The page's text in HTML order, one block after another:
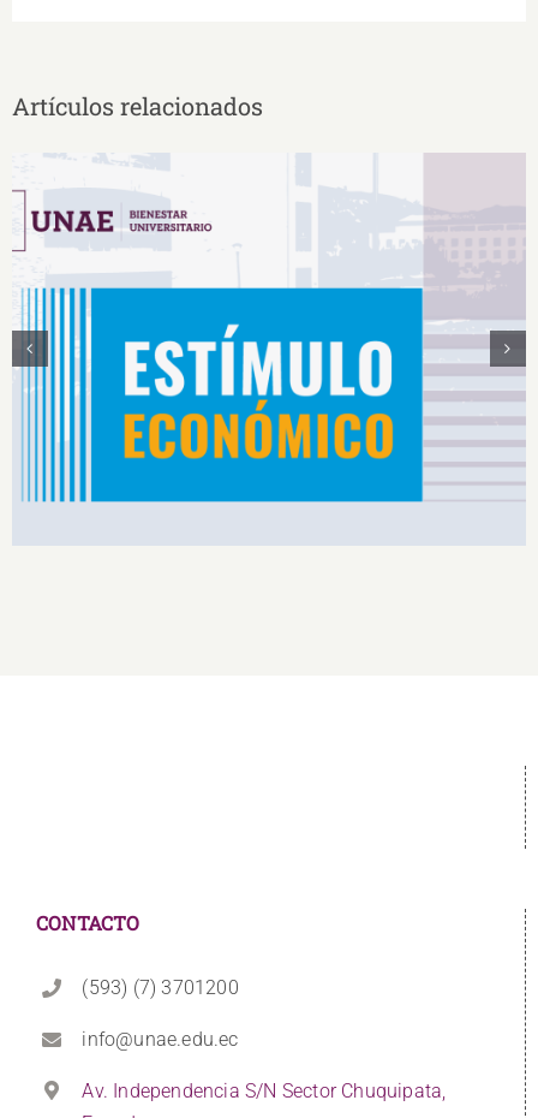
Artículos relacionados
Estímulos Económicos para Deportistas de Alto
Rendimiento IS2026
CONTACTO
(593) (7) 3701200
info@unae.edu.ec
Av. Independencia S/N Sector Chuquipata,